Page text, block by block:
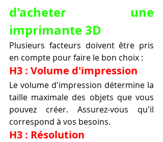
d'acheter une
imprimante 3D
Plusieurs facteurs doivent être pris
en compte pour faire le bon choix :
H3 : Volume d'impression
Le volume d'impression détermine la
taille maximale des objets que vous
pouvez créer. Assurez-vous qu'il
correspond à vos besoins.
H3 : Résolution